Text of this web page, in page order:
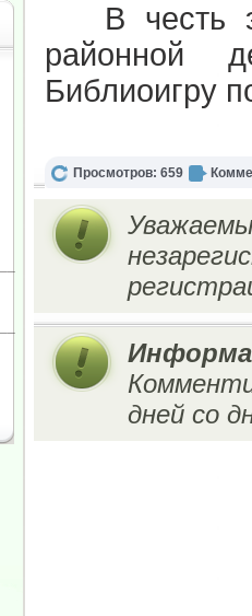
В честь
районной
Библиоигру
Просмотров: 659
дней со